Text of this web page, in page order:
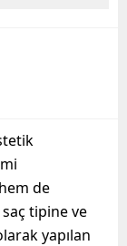
de
tipine ve
yapılan